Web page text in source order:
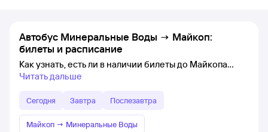
Автобус Минеральные Воды → Майкоп:
билеты и расписание
Как узнать, есть ли в наличии билеты до Майкопа
Читать дальше
Сегодня Завтра Послезавтра
Майкоп → Минеральные Воды